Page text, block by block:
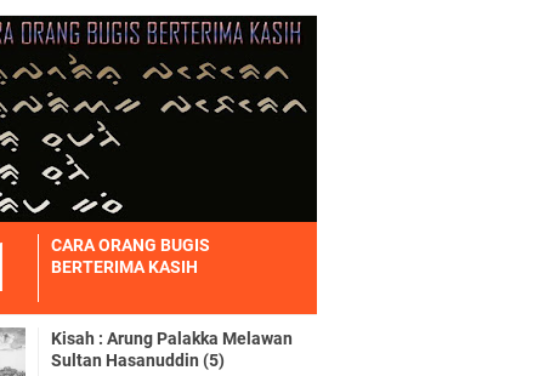
CARA ORANG BUGIS
BERTERIMA KASIH
Kisah : Arung Palakka Melawan
Sultan Hasanuddin (5)